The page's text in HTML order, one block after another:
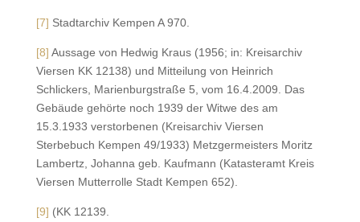
[7] Stadtarchiv Kempen A 970.
[8] Aussage von Hedwig Kraus (1956; in: Kreisarchiv
Viersen KK 12138) und Mitteilung von Heinrich
Schlickers, Marienburgstraße 5, vom 16.4.2009. Das
Gebäude gehörte noch 1939 der Witwe des am
15.3.1933 verstorbenen (Kreisarchiv Viersen
Sterbebuch Kempen 49/1933) Metzgermeisters Moritz
Lambertz, Johanna geb. Kaufmann (Katasteramt Kreis
Viersen Mutterrolle Stadt Kempen 652).
[9] (KK 12139.